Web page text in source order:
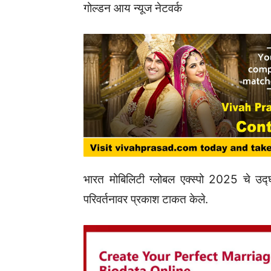
गोल्डन आय न्यूज नेटवर्क
भारत मोबिलिटी ग्लोबल एक्स्पो 2025 चे
परिवर्तनावर प्रकाश टाकत केले.